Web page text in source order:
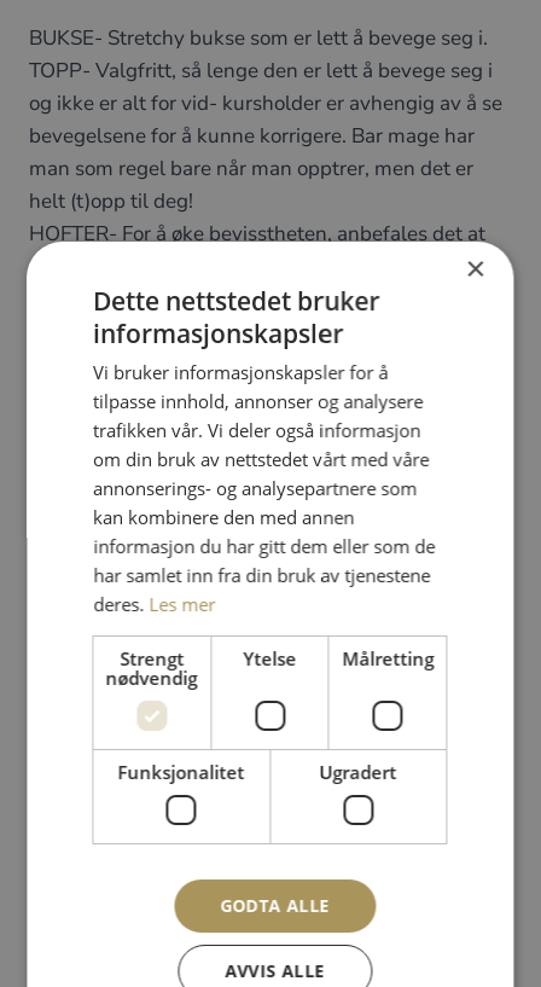
BUKSE- Stretchy bukse som er lett å bevege seg i.
TOPP- Valgfritt, så lenge den er lett å bevege seg i
og ikke er alt for vid- kursholder er avhengig av å se
bevegelsene for å kunne korrigere. Bar mage har
man som regel bare når man opptrer, men det er
helt (t)opp til deg!
HOFTER- For å øke bevisstheten, anbefales det at
du har med et sjal/ristebelte som kan knytes rundt
hoftene. Et skjerf fungerer utmerket dersom du ikke
har et myntbelte.
FØTTER- Barbent eller med sokker/dansesko- du
velger. Noen foretrekker ullsokker for å holde
varmen, men dette kan være glatt, så prøv deg frem
og se hva som fungerer best for deg!
Ha alltid med en vannflaske. Husk – du er laget av
ca 70% vann, og det kan hende du trenger påfyll
under treningen!
OBS! Ny adresse: Ullevålsveien 72, 0454 Oslo –
Adamstuen
0 av 5 stjerner (basert på 0 vurderinger)
×
Dette nettstedet bruker
informasjonskapsler
Vi bruker informasjonskapsler for å
tilpasse innhold, annonser og analysere
trafikken vår. Vi deler også informasjon
om din bruk av nettstedet vårt med våre
annonserings- og analysepartnere som
kan kombinere den med annen
informasjon du har gitt dem eller som de
har samlet inn fra din bruk av tjenestene
deres. Les mer
Strengt
nødvendig
Ytelse Målretting
Funksjonalitet Ugradert
GODTA ALLE
AVVIS ALLE